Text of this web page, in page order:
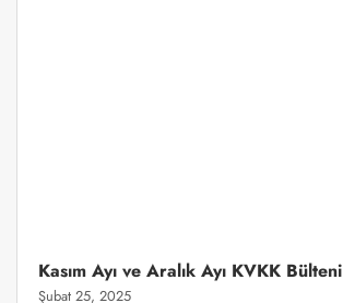
Kasım Ayı ve Aralık Ayı KVKK Bülteni
Şubat 25, 2025